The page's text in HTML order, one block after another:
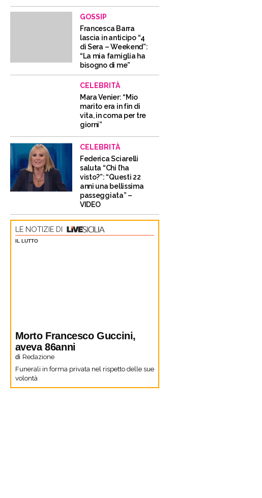
GOSSIP
Francesca Barra
lascia in anticipo “4
di Sera – Weekend”:
“La mia famiglia ha
bisogno di me”
CELEBRITÀ
Mara Venier: “Mio
marito era in fin di
vita, in coma per tre
giorni”
CELEBRITÀ
Federica Sciarelli
saluta “Chi l’ha
visto?”: “Questi 22
anni una bellissima
passeggiata” –
VIDEO
LE NOTIZIE DI
IL LUTTO
Morto Francesco Guccini,
aveva 86anni
di Redazione
Funerali in forma privata nel rispetto delle sue
volontà